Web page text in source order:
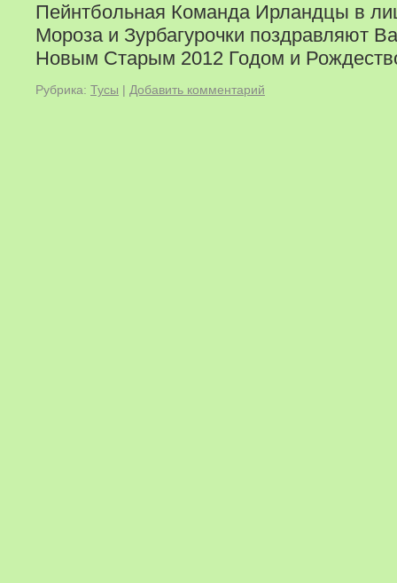
Пейнтбольная Команда Ирландцы в
Мороза и Зурбагурочки поздравляют
Новым Старым 2012 Годом и
Рубрика: Тусы | Добавить комментарий